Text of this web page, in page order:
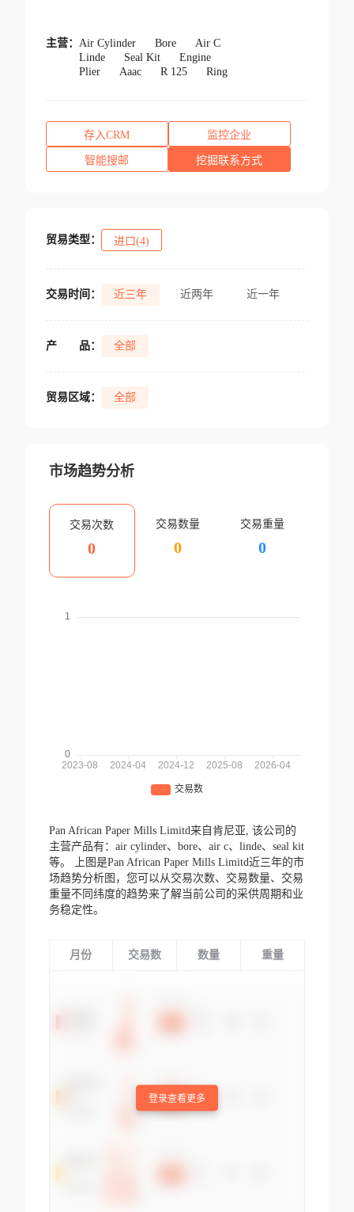
主营： Air Cylinder Bore
Air C
Linde
Seal Kit
Engine
Plier
Aaac R 125 Ring
存入CRM 监控企业
智能搜邮 挖掘联系方式
贸易类型： 进口(4)
交易时间： 近三年 近两年 近一年
产 品： 全部
贸易区域： 全部
市场趋势分析
交易次数
0
交易数量
0
交易重量
0
Pan African Paper Mills Limitd来自肯尼亚, 该公司的
主营产品有：air cylinder、bore、air c、linde、seal kit
等。
上图是Pan African Paper Mills Limitd近三年的市
场趋势分析图，您可以从交易次数、交易数量、交易
重量不同纬度的趋势来了解当前公司的采供周期和业
务稳定性。
月份 交易数 数量 重量
登录查看更多